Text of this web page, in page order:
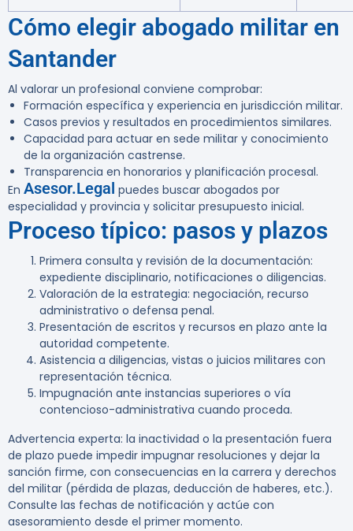
Cómo elegir abogado militar en
Santander
Al valorar un profesional conviene comprobar:
Formación específica y experiencia en jurisdicción militar.
Casos previos y resultados en procedimientos similares.
Capacidad para actuar en sede militar y conocimiento
de la organización castrense.
Transparencia en honorarios y planificación procesal.
En Asesor.Legal puedes buscar abogados por
especialidad y provincia y solicitar presupuesto inicial.
Proceso típico: pasos y plazos
Primera consulta y revisión de la documentación:
expediente disciplinario, notificaciones o diligencias.
Valoración de la estrategia: negociación, recurso
administrativo o defensa penal.
Presentación de escritos y recursos en plazo ante la
autoridad competente.
Asistencia a diligencias, vistas o juicios militares con
representación técnica.
Impugnación ante instancias superiores o vía
contencioso-administrativa cuando proceda.
Advertencia experta: la inactividad o la presentación fuera
de plazo puede impedir impugnar resoluciones y dejar la
sanción firme, con consecuencias en la carrera y derechos
del militar (pérdida de plazas, deducción de haberes, etc.).
Consulte las fechas de notificación y actúe con
asesoramiento desde el primer momento.